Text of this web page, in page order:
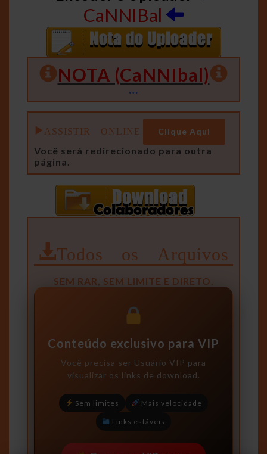
CaNNIBal
NOTA (CaNNIbal)
…
ASSISTIR ONLINE Clique Aqui
Você será redirecionado para outra
página.
Todos os Arquivos
SEM RAR, SEM LIMITE E DIRETO.
Conteúdo exclusivo para VIP
Você precisa ser Usuário VIP para
visualizar os links de download.
Sem limites Mais velocidade
Links estáveis